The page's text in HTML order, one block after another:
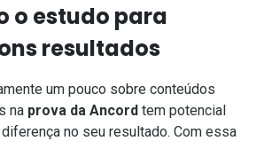
o estudo para
resultados
um pouco sobre conteúdos
na prova da Ancord tem potencial
no seu resultado. Com essa